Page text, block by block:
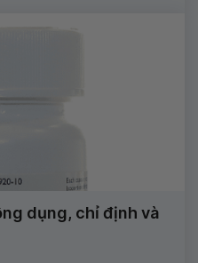
dụng, chỉ định và